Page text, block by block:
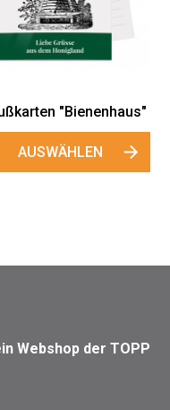
"Bienenhaus"
AUSWÄHLEN
Webshop der TOPP